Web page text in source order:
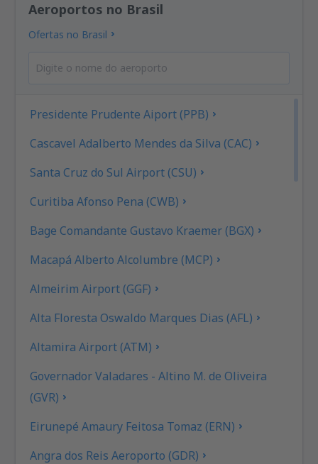
Aeroportos no Brasil
Ofertas no Brasil
Presidente Prudente Aiport (PPB)
Cascavel Adalberto Mendes da Silva (CAC)
Santa Cruz do Sul Airport (CSU)
Curitiba Afonso Pena (CWB)
Bage Comandante Gustavo Kraemer (BGX)
Macapá Alberto Alcolumbre (MCP)
Almeirim Airport (GGF)
Alta Floresta Oswaldo Marques Dias (AFL)
Altamira Airport (ATM)
Governador Valadares - Altino M. de Oliveira
(GVR)
Eirunepé Amaury Feitosa Tomaz (ERN)
Angra dos Reis Aeroporto (GDR)